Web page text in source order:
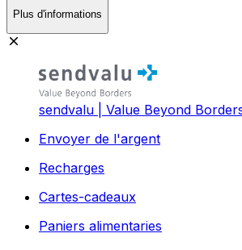
Plus d'informations
sendvalu | Value Beyond
Envoyer de l'argent
Recharges
Cartes-cadeaux
Paniers alimentaries